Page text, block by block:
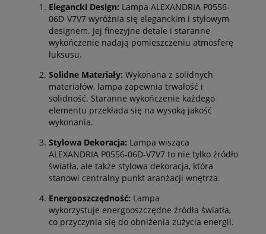
Elegancki Design: Lampa ALEXANDRIA P0556-
06D-V7V7 wyróżnia się eleganckim i stylowym
designem. Jej finezyjne detale i staranne
wykończenie nadają pomieszczeniu atmosferę
luksusu.
Solidne Materiały: Wykonana z solidnych
materiałów, lampa zapewnia trwałość i
solidność. Staranne wykończenie każdego
elementu przekłada się na wysoką jakość
wykonania.
Stylowa Dekoracja: Lampa wisząca
ALEXANDRIA P0556-06D-V7V7 to nie tylko źródło
światła, ale także stylowa dekoracja, która
stanowi centralny punkt aranżacji wnętrza.
Energooszczędność: Lampa
wykorzystuje energooszczędne źródła światła,
co przyczynia się do obniżenia zużycia energii.